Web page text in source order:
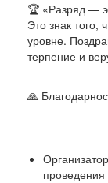
🏆 «Разряд —
Это знак того,
уровне.
терпение и
🙏
проведения